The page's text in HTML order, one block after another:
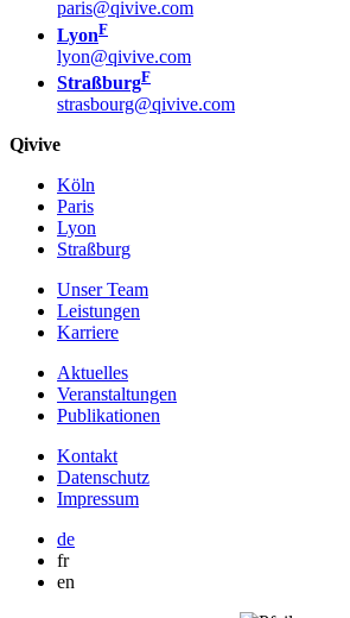
paris@qivive.com
LyonF
lyon@qivive.com
StraßburgF
strasbourg@qivive.com
Qivive
Köln
Paris
Lyon
Straßburg
Unser Team
Leistungen
Karriere
Aktuelles
Veranstaltungen
Publikationen
Kontakt
Datenschutz
Impressum
de
fr
en